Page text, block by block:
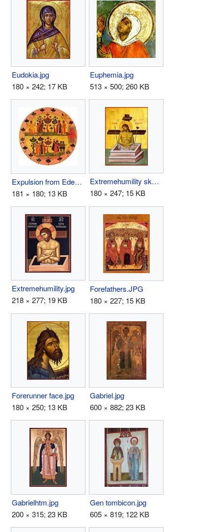
Eudokia.jpg
180 × 242; 17 KB
Euphemia.jpg
513 × 500; 260 KB
Expulsion from Eden.JPG
181 × 180; 13 KB
Extremehumility skete.JPG
180 × 247; 15 KB
Extremehumility.jpg
218 × 277; 19 KB
Forefathers.JPG
180 × 227; 15 KB
Forerunner face.jpg
180 × 250; 13 KB
Gabriel.jpg
600 × 882; 23 KB
Gabrielhtm.jpg
200 × 315; 23 KB
Gen tombicon.jpg
605 × 819; 122 KB